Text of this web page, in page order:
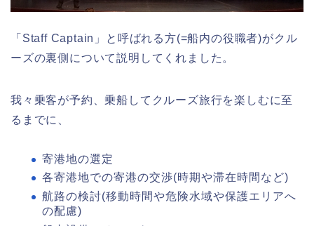
「Staff Captain」と呼ばれる方(=船内の役職者)がクル
ーズの裏側について説明してくれました。
我々乗客が予約、乗船してクルーズ旅行を楽しむに至
るまでに、
寄港地の選定
各寄港地での寄港の交渉(時期や滞在時間など)
航路の検討(移動時間や危険水域や保護エリアへ
の配慮)